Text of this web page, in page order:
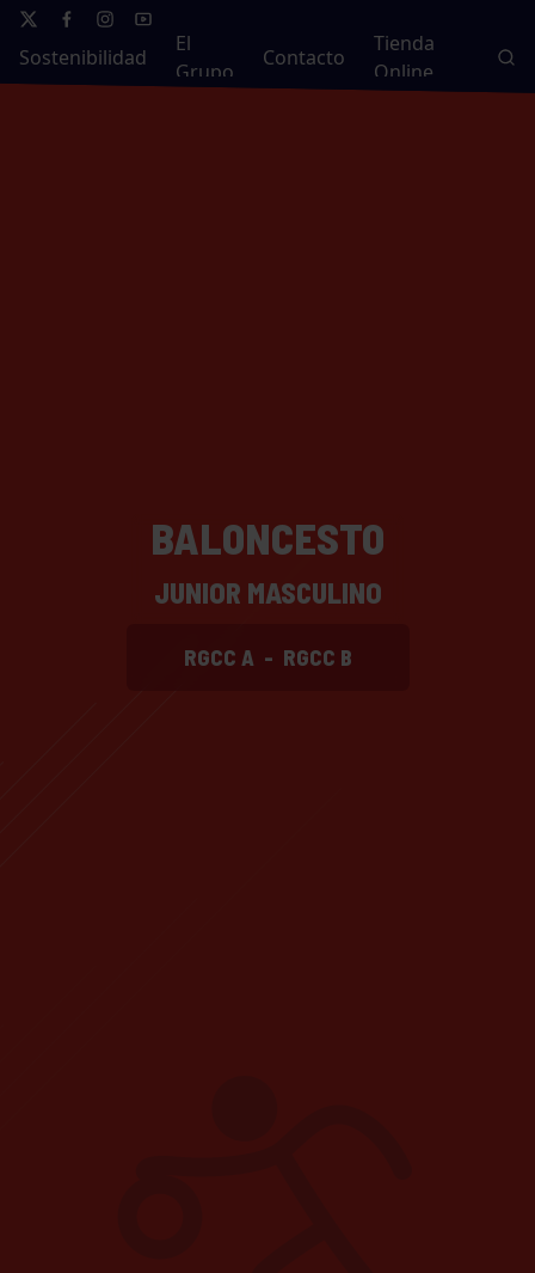
Sostenibilidad
El
Grupo
Contacto
Tienda
Online
BALONCESTO
JUNIOR MASCULINO
RGCC A - RGCC B